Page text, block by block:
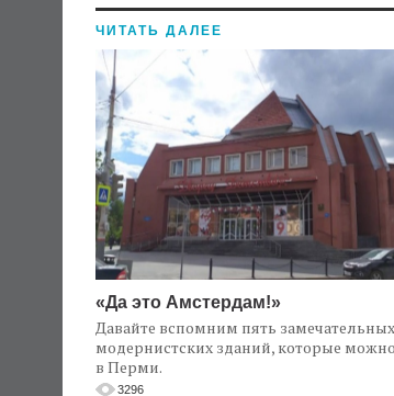
ЧИТАТЬ ДАЛЕЕ
«Да это Амстердам!»
Давайте вспомним пять замечательных
модернистских зданий, которые
в Перми.
3296